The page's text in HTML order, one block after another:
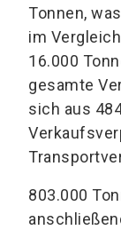
Tonnen,
im
16.000
gesamte
sich aus
803.000